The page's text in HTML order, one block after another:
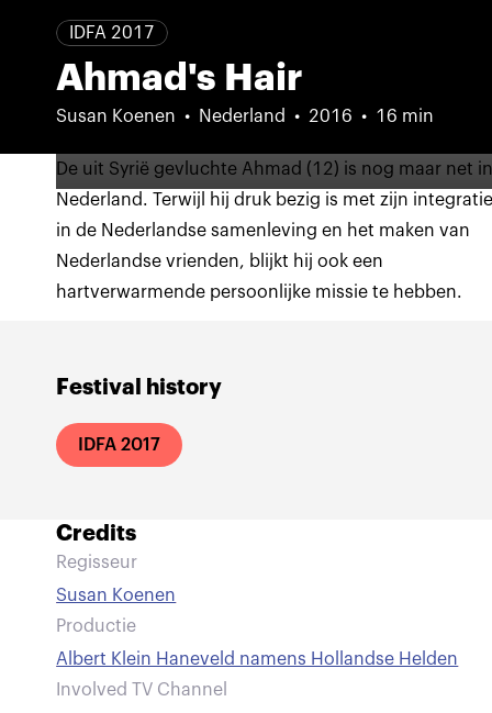
IDFA 2017
Ahmad's Hair
Susan Koenen Nederland 2016 16 min
Festival history
IDFA 2017
De uit Syrië gevluchte Ahmad (12) is nog maar net
Nederland. Terwijl hij druk bezig is met zijn
in de Nederlandse samenleving en het maken van
Nederlandse vrienden, blijkt hij ook een
hartverwarmende persoonlijke missie te hebben.
Credits
Regisseur
Susan Koenen
Productie
Albert Klein Haneveld namens Hollandse Helden
Involved TV Channel